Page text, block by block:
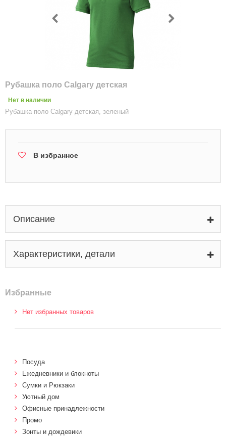
Рубашка поло Calgary детская
Нет в наличии
Рубашка поло Calgary детская, зеленый
В избранное
Описание
Характеристики, детали
Избранные
Нет избранных товаров
Посуда
Ежедневники и блокноты
Сумки и Рюкзаки
Уютный дом
Офисные принадлежности
Промо
Зонты и дождевики